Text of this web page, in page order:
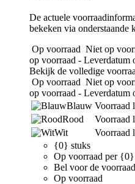
De actuele
bekeken via onderstaande
Op voorraad Niet op
op voorraad - Leverdatum
Bekijk de volledige
Op voorraad Niet op
op voorraad - Leverdatum
Blauw Voorraad
Rood
Voorraad
Wit
Voorraad
{0} stuks
Op voorraad per {0}
Bel voor de
Op voorraad